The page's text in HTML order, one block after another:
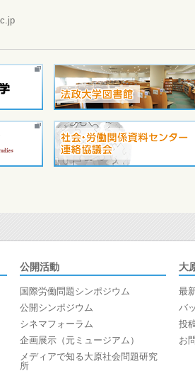
公開活動
国際労働問題シンポジウム
公開シンポジウム
シネマフォーラム
企画展示（元ミュージアム）
メディアで知る大原社会問題研究
所
大
最
バ
投
お